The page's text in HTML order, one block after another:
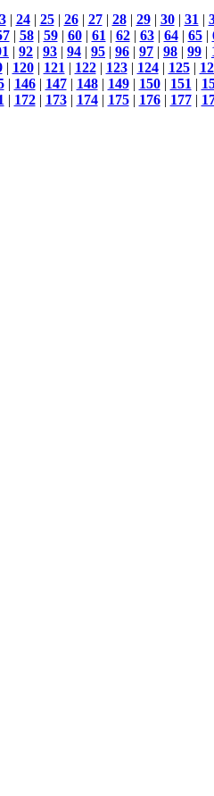
| 24| 25| 26| 27| 28| 29| 30| 31|
| 58| 59| 60| 61| 62| 63| 64| 65|
| 92 | 93 | 94 | 95 | 96 | 97 | 98 | 99 |
| 120| 121| 122| 123| 124| 125|
| 146| 147| 148| 149| 150| 151|
| 172| 173| 174| 175| 176| 177|